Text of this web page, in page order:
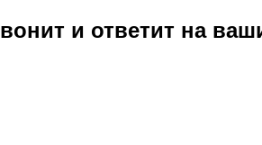
и ответит на